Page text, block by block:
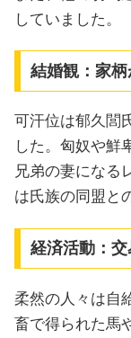
していました。
結婚観：家
可汗位は郁久閭
した。匈奴や鮮
兄弟の妻になる
は氏族の同盟と
経済活動：
柔然の人々は自
畜で得られた馬